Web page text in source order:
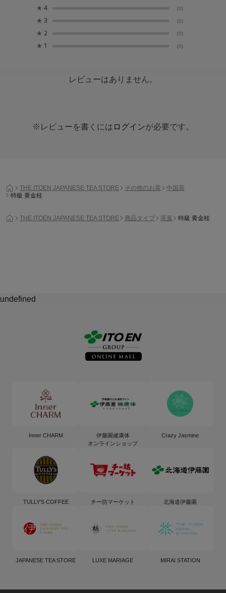
★ 4 (0)
★ 3 (0)
★ 2 (0)
★ 1 (0)
レビューはありません。
※レビューを書くには ログインが必要です。
THE ITOEN JAPANESE TEA STORE その他のお茶
中国茶
特級 黄金桂
THE ITOEN JAPANESE TEA STORE 商品タイプ 茶葉 特級 黄金桂
undefined
Inner CHARM
伊藤園健康体
オンラインショップ
Crazy Jasmine
TULLY'S COFFEE チー坊マーケット 北海道伊藤園
JAPANESE TEA STORE LUXE MARIAGE MIRAI STATION